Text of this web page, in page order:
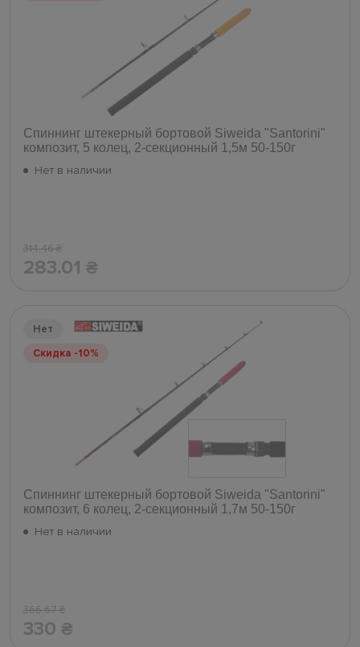
Спиннинг штекерный бортовой Siweida "Santorini"
композит, 5 колец, 2-секционный 1,5м 50-150г
Нет в наличии
314.46₴
283.01 ₴
Нет
Скидка -10%
Спиннинг штекерный бортовой Siweida "Santorini"
композит, 6 колец, 2-секционный 1,7м 50-150г
Нет в наличии
366.67₴
330 ₴